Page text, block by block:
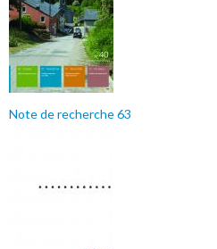
Note de recherche 63